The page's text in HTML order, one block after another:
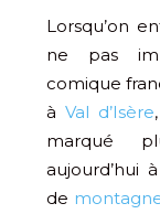
Lorsqu’on
ne pas
comique
à Val d’Isère
marqué
aujourd’hui
de